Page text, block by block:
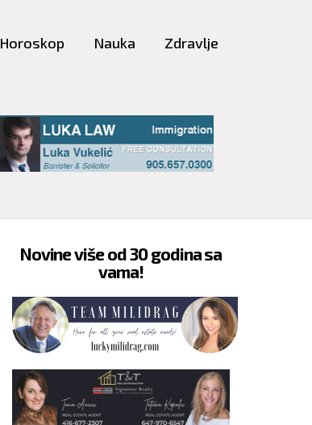
Horoskop Nauka Zdravlje
Novine više od 30 godina sa
vama!